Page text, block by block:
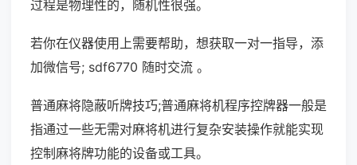
过程是物理性的，随机性很强。
若你在仪器使用上需要帮助，想获取一对一指导，添
加微信号; sdf6770 随时交流 。
普通麻将隐蔽听牌技巧;普通麻将机程序控牌器一般是
指通过一些无需对麻将机进行复杂安装操作就能实现
控制麻将牌功能的设备或工具。